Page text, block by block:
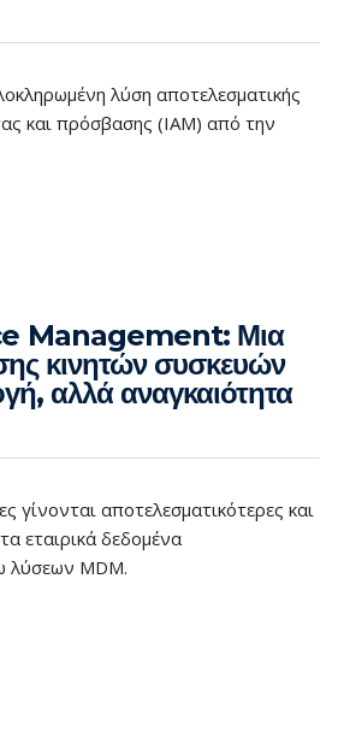
λύση αποτελεσματικής
και πρόσβασης (IAM) από την
Management: Μια
κινητών συσκευών
αλλά αναγκαιότητα
γίνονται αποτελεσματικότερες και
εταιρικά δεδομένα
λύσεων MDM.